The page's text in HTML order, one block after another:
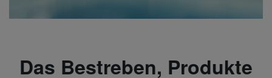
Das Bestreben, Produkte